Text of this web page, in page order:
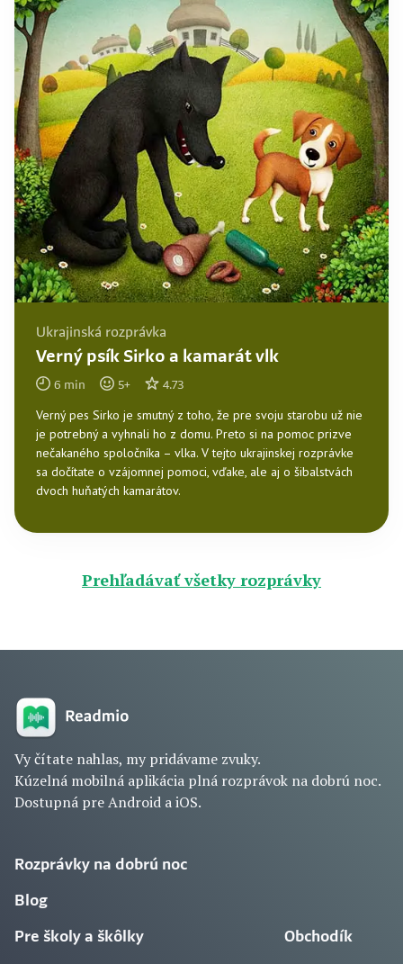
Ukrajinská rozprávka
Verný psík Sirko a kamarát vlk
6 min 5+ 4.73
Verný pes Sirko je smutný z toho, že pre svoju starobu už nie
je potrebný a vyhnali ho z domu. Preto si na pomoc prizve
nečakaného spoločníka – vlka. V tejto ukrajinskej rozprávke
sa dočítate o vzájomnej pomoci, vďake, ale aj o šibalstvách
dvoch huňatých kamarátov.
Prehľadávať všetky rozprávky
Vy čítate nahlas, my pridávame zvuky.
Kúzelná mobilná aplikácia plná rozprávok na dobrú noc.
Dostupná pre Android a iOS.
Rozprávky na dobrú noc
Blog
Pre školy a škôlky Obchodík